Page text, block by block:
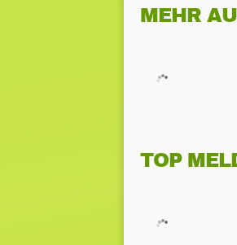
MEHR
TOP